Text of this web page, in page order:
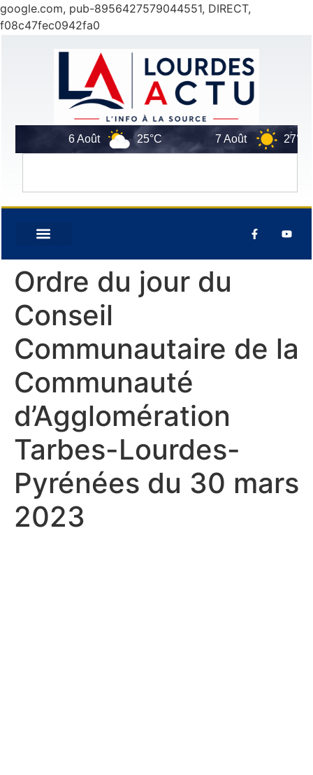
google.com, pub-8956427579044551, DIRECT,
f08c47fec0942fa0
6 Août 25°C 7 Août 27°C
Ordre du jour du
Conseil
Communautaire de la
Communauté
d’Agglomération
Tarbes-Lourdes-
Pyrénées du 30 mars
2023